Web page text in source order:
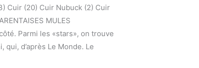
Cuir (20) Cuir Nubuck (2) Cuir
MULES
Parmi les «stars», on trouve
d’après Le Monde. Le